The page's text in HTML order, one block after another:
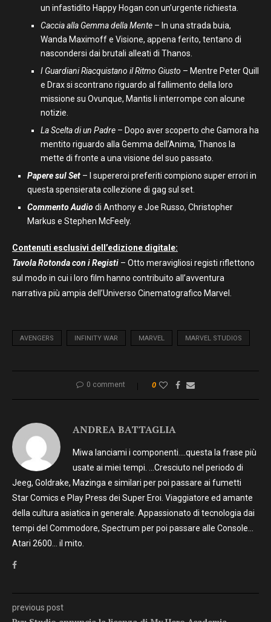
un infastidito Happy Hogan con un’urgente richiesta.
Caccia alla Gemma della Mente – In una strada buia,
Wanda Maximoff e Visione, appena ferito, tentano di
nascondersi dai brutali alleati di Thanos.
I Guardiani Riacquistano il Ritmo Giusto – Mentre Peter Quill
e Drax si scontrano riguardo al fallimento della loro
missione su Ovunque, Mantis li interrompe con alcune
notizie.
La Scelta di un Padre – Dopo aver scoperto che Gamora ha
mentito riguardo alla Gemma dell’Anima, Thanos la
mette di fronte a una visione del suo passato.
Papere sul Set – I supereroi preferiti compiono super errori in
questa spensierata collezione di gag sul set.
Commento Audiodi Anthony e Joe Russo, Christopher
Markus e Stephen McFeely.
Contenuti esclusivi dell’edizione digitale:
Tavola Rotonda con i Registi – Otto meravigliosi registi riflettono
sul modo in cui i loro film hanno contribuito all’avventura
narrativa più ampia dell’Universo Cinematografico Marvel.
AVENGERS INFINITY WAR MARVEL MARVEL STUDIOS
0 comment 0
ANDREA BATTAGLIA
Miwa lanciami i componenti….questa la frase più
usate ai miei tempi. …Cresciuto nel periodo di
Jeeg, Goldrake, Mazinga e similari per poi passare ai fumetti
Star Comics e Play Press dei Super Eroi. Viaggiatore ed amante
della cultura asiatica in generale. Appassionato di tecnologia dai
tempi del Commodore, Spectrum per poi passare alle Console…
Atari 2600… il mito.
previous post